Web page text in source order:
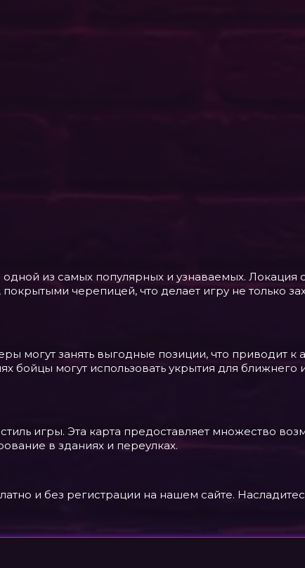
из самых популярных и узнаваемых. Локация
черепицей, что делает игру не только
могут занять выгодные позиции, что приводит к
бойцы могут использовать укрытия для ближнего
игры. Эта карта предоставляет множество
в зданиях и переулках.
и без регистрации на нашем сайте.